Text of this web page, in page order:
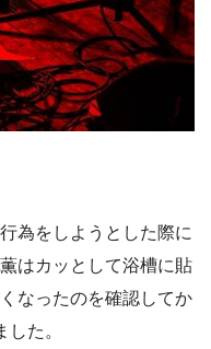
為をしようとした際に
はカッとして浴槽に貼
なったのを確認してか
た。